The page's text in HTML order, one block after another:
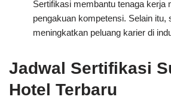
Sertifikasi membantu tenaga kerja
pengakuan kompetensi. Selain itu,
meningkatkan peluang karier di
Jadwal Sertifikasi
Hotel Terbaru